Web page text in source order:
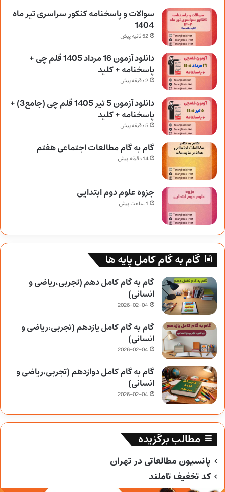
سوالات و پاسخنامه کنکور سراسری تیر ماه
1404
52 ثانیه پیش
دانلود آزمون 16 مرداد 1405 قلم چی +
پاسخنامه + کلید
2 دقیقه پیش
دانلود آزمون 5 تیر 1405 قلم چی (جامع3) +
پاسخنامه + کلید
5 دقیقه پیش
گام به گام مطالعات اجتماعی هفتم
14 دقیقه پیش
جزوه علوم دوم ابتدایی
1 ساعت پیش
گام به گام کامل پایه ها
گام به گام کامل دهم (تجربی،ریاضی و
انسانی)
2026-02-04
گام به گام کامل یازدهم (تجربی،ریاضی و
انسانی)
2026-02-04
گام به گام کامل دوازدهم (تجربی،ریاضی و
انسانی)
2026-02-04
مطالب برگزیده
پانسیون مطالعاتی در تهران
کد تخفیف تاملند